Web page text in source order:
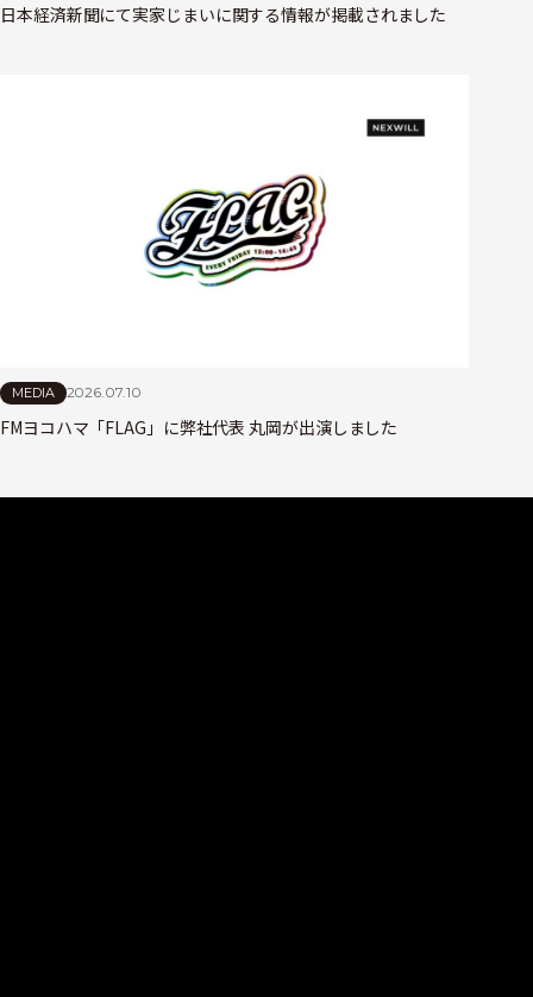
日本経済新聞にて実家じまいに関する情報が掲載されました
MEDIA 2026.07.10
FMヨコハマ「FLAG」に弊社代表 丸岡が出演しました